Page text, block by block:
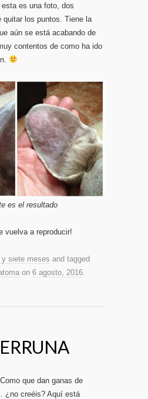
es una foto, dos
quitar los puntos. Tiene la
aún se está acabando de
contentos de como ha ido
es el resultado
vuelva a reproducir!
y siete meses and tagged
on 6 agosto, 2016
que dan ganas de
¿no creéis? Aquí está